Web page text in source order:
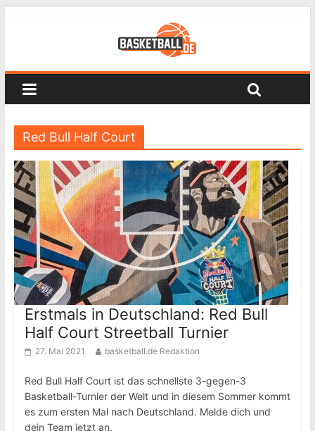
Red Bull Half Court
Erstmals in Deutschland: Red Bull
Half Court Streetball Turnier
27. Mai 2021 basketball.de Redaktion
Red Bull Half Court ist das schnellste 3-gegen-3
Basketball-Turnier der Welt und in diesem Sommer kommt
es zum ersten Mal nach Deutschland. Melde dich und
dein Team jetzt an.